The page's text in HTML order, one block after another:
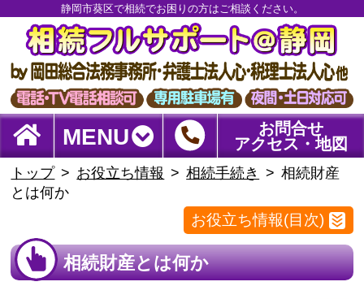
静岡市葵区で相続でお困りの方はご相談ください。
MENU
お問合せ
アクセス・地図
トップ お役立ち情報 相続手続き
相続財産
とは何か
お役立ち情報(目次)
相続財産とは何か